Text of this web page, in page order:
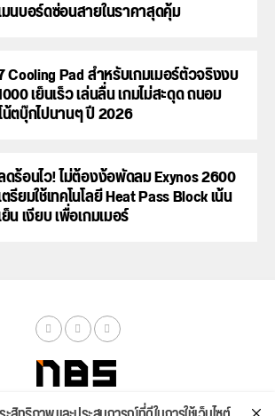
นบอร์ดซ่อนสายในราคาสุดคุ้ม
Cooling Pad สำหรับเกมเมอร์ตัวจริงงบ
เย็นเร็ว เล่นลื่น เกมไม่สะดุด ถนอม
ตบุ๊กไปนานๆ ปี 2026
ร้อนไว! ไม่ต้องง้อพัดลม Exynos 2600
รียมใช้เทคโนโลยี Heat Pass Block เน้น
น เงียบ เพื่อเกมเมอร์